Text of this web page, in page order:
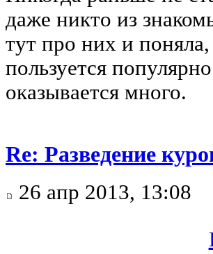
даже никто из
тут про них и
пользуется
оказывается много.
Re: Разведение
26 апр 2013, 13:08